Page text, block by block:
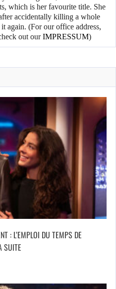
which is her favourite title. She
accidentally killing a whole
again. (For our office address,
out ourIMPRESSUM)
: L’EMPLOI DU TEMPS DE
SUITE